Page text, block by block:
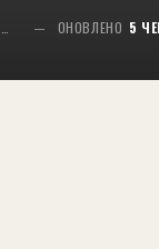
ОНОВЛЕНО 5